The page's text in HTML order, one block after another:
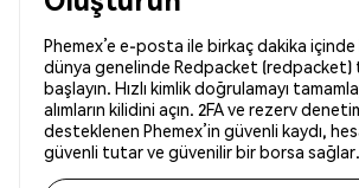
Phemex’e e-posta ile birkaç dakika
dünya genelinde Redpacket
başlayın. Hızlı kimlik doğrulamayı
alımların kilidini açın. 2FA ve rezerv
desteklenen Phemex’in güvenli kaydı,
güvenli tutar ve güvenilir bir borsa sağlar.